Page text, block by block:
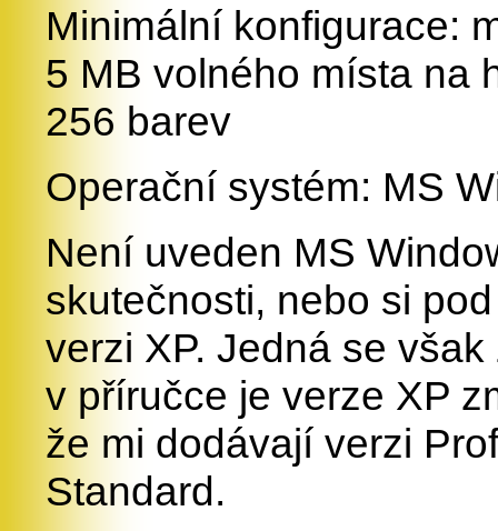
Minimální konfigurace:
5 MB volného místa na
256 barev
Operační systém: MS
Není uveden MS
skutečnosti, nebo si
verzi XP. Jedná se
v příručce je verze XP
že mi dodávají verzi
Standard.